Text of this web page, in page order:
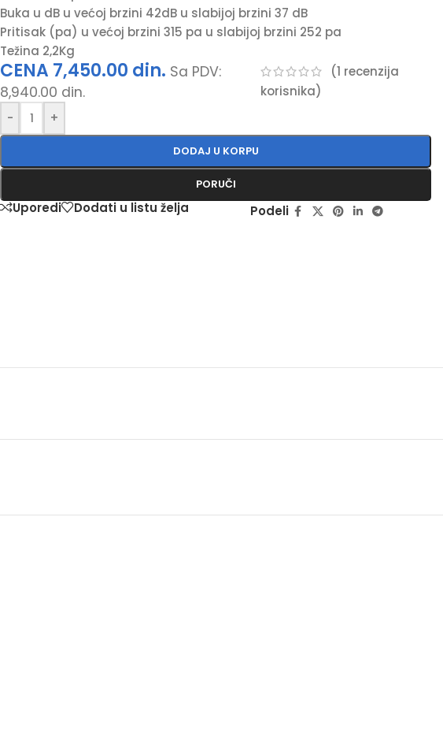
Buka u dB u većoj brzini 42dB u slabijoj brzini 37 dB
Pritisak (pa) u većoj brzini 315 pa u slabijoj brzini 252 pa
Težina 2,2Kg
CENA 7,450.00 din. Sa PDV:
8,940.00 din.
(1 recenzija
korisnika)
-
+
DODAJ U KORPU
PORUČI
Uporedi Dodati u listu želja Podeli